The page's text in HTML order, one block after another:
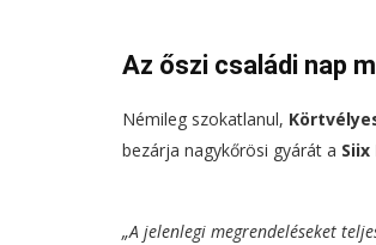
Az őszi családi nap
Némileg szokatlanul,
bezárja nagykőrösi gyárát a
„A jelenlegi megrendeléseket